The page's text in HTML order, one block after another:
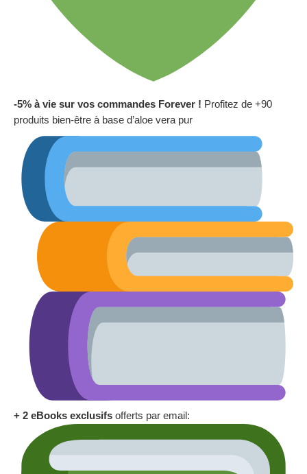
-5% à vie sur vos commandes Forever ! Profitez de +90
produits bien-être à base d’aloe vera pur
+ 2 eBooks exclusifs offerts par email: